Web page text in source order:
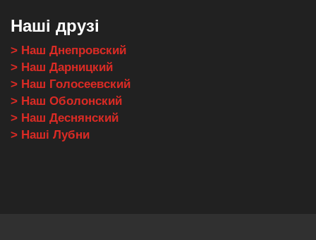
Наші друзі
> Наш Днепровский
> Наш Дарницкий
> Наш Голосеевский
> Наш Оболонский
> Наш Деснянский
> Наші Лубни